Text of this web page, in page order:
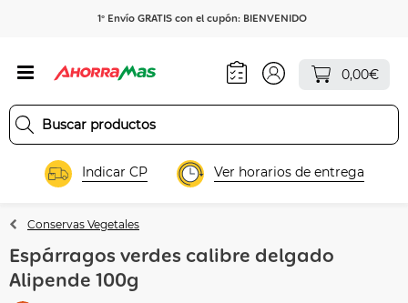
1º Envío GRATIS con el cupón: BIENVENIDO
0,00€
Indicar CP Ver horarios de entrega
Conservas Vegetales
Espárragos verdes calibre delgado
Alipende 100g